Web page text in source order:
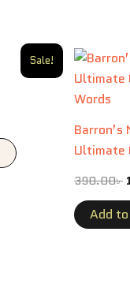
Sale!
Barron’s
Ultimate
390.00৳
Add